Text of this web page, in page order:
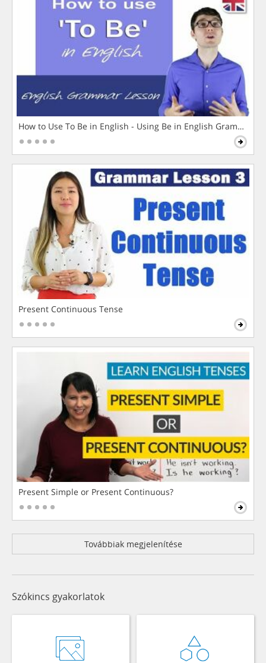
How to Use To Be in English - Using Be in English Grammar
Present Continuous Tense
Present Simple or Present Continuous?
Továbbiak megjelenítése
Szókincs gyakorlatok